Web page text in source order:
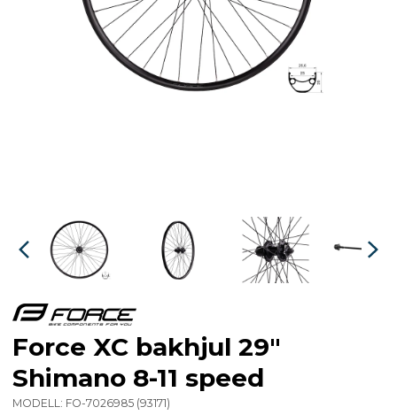
Force XC bakhjul 29"
Shimano 8-11 speed
MODELL: FO-7026985 (93171)